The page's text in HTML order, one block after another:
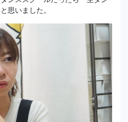
思いました。